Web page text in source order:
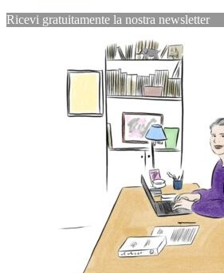
Ricevi gratuitamente la nostra newsletter